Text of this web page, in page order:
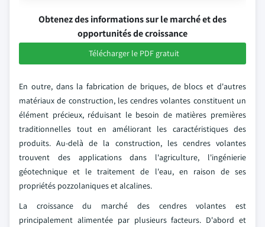
Obtenez des informations sur le marché et des
opportunités de croissance
Télécharger le PDF gratuit
En outre, dans la fabrication de briques, de blocs et d'autres
matériaux de construction, les cendres volantes constituent un
élément précieux, réduisant le besoin de matières premières
traditionnelles tout en améliorant les caractéristiques des
produits. Au-delà de la construction, les cendres volantes
trouvent des applications dans l'agriculture, l'ingénierie
géotechnique et le traitement de l'eau, en raison de ses
propriétés pozzolaniques et alcalines.
La croissance du marché des cendres volantes est
principalement alimentée par plusieurs facteurs. D'abord et